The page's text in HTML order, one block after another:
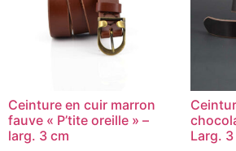
Ceinture en cuir marron
fauve « P’tite oreille » –
larg. 3 cm
Larg.